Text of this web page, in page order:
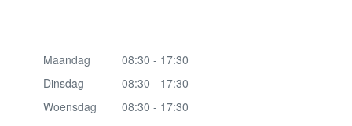
Maandag
08:30 - 17:30
Dinsdag
08:30 - 17:30
Woensdag
08:30 - 17:30